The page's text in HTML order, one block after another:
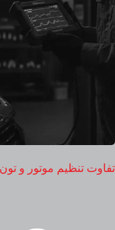
تفاوت تنظیم موتور و